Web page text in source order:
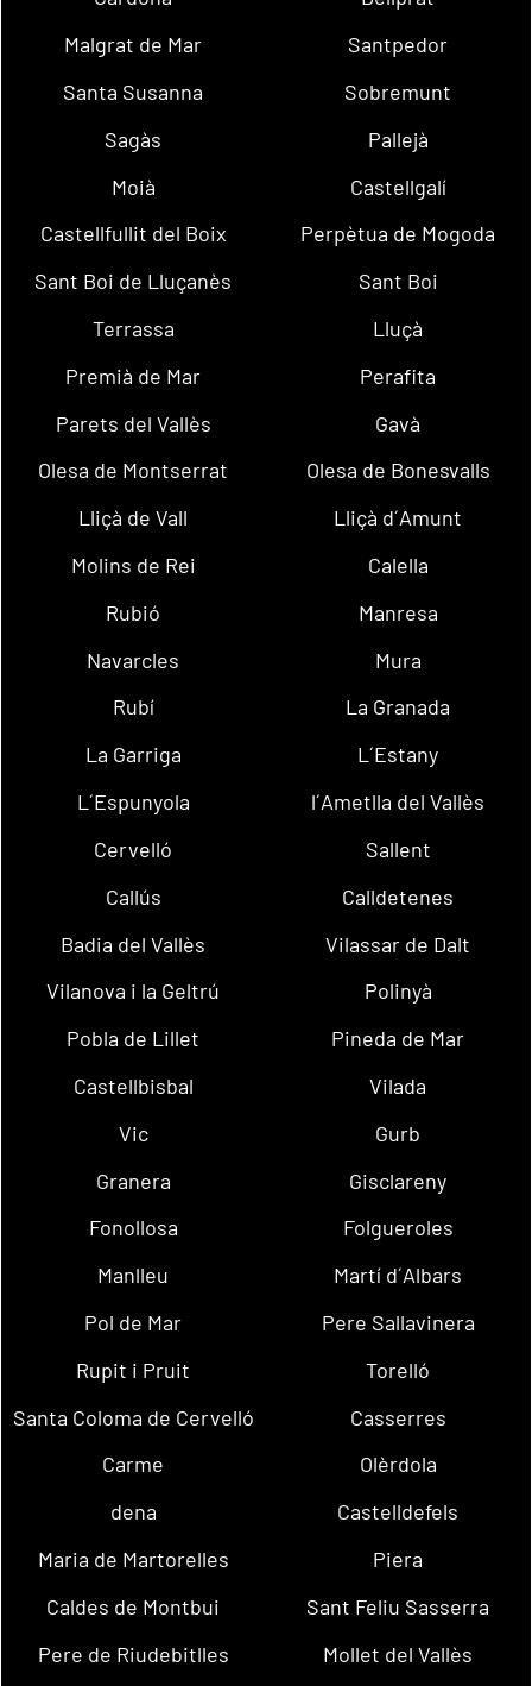
Malgrat de Mar
Santpedor
Santa Susanna
Sobremunt
Sagàs
Pallejà
Moià
Castellgalí
Castellfullit del Boix
Perpètua de Mogoda
Sant Boi de Lluçanès
Sant Boi
Terrassa
Lluçà
Premià de Mar
Perafita
Parets del Vallès
Gavà
Olesa de Montserrat
Olesa de Bonesvalls
Lliçà de Vall
Lliçà d´Amunt
Molins de Rei
Calella
Rubió
Manresa
Navarcles
Mura
Rubí
La Granada
La Garriga
L´Estany
L´Espunyola
l´Ametlla del Vallès
Cervelló
Sallent
Callús
Calldetenes
Badia del Vallès
Vilassar de Dalt
Vilanova i la Geltrú
Polinyà
Pobla de Lillet
Pineda de Mar
Castellbisbal
Vilada
Vic
Gurb
Granera
Gisclareny
Fonollosa
Folgueroles
Manlleu
Martí d´Albars
Pol de Mar
Pere Sallavinera
Rupit i Pruit
Torelló
Santa Coloma de Cervelló
Casserres
Carme
Olèrdola
dena
Castelldefels
Maria de Martorelles
Piera
Caldes de Montbui
Sant Feliu Sasserra
Pere de Riudebitlles
Mollet del Vallès